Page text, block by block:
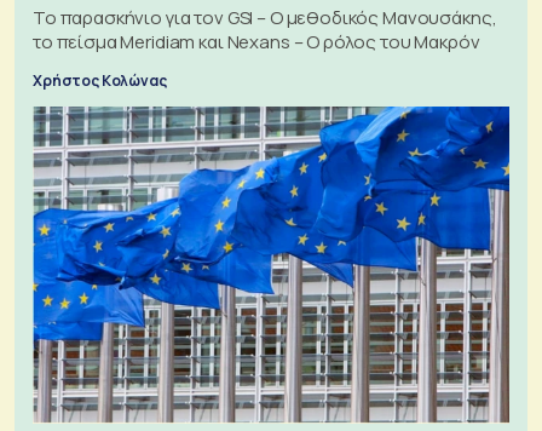
Το παρασκήνιο για τον GSI – Ο μεθοδικός Μανουσάκης,
το πείσμα Meridiam και Nexans – Ο ρόλος του Μακρόν
Χρήστος Κολώνας